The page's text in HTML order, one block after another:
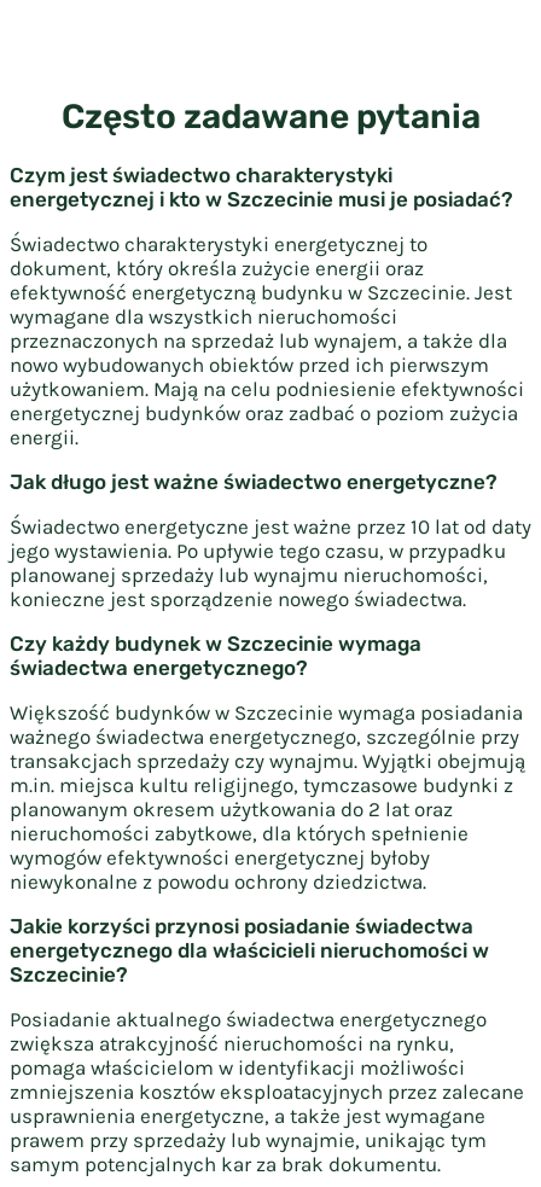
Często zadawane pytania
Czym jest świadectwo charakterystyki
energetycznej i kto w Szczecinie musi je posiadać?
Świadectwo charakterystyki energetycznej to
dokument, który określa zużycie energii oraz
efektywność energetyczną budynku w Szczecinie. Jest
wymagane dla wszystkich nieruchomości
przeznaczonych na sprzedaż lub wynajem, a także dla
nowo wybudowanych obiektów przed ich pierwszym
użytkowaniem. Mają na celu podniesienie efektywności
energetycznej budynków oraz zadbać o poziom zużycia
energii.
Jak długo jest ważne świadectwo energetyczne?
Świadectwo energetyczne jest ważne przez 10 lat od daty
jego wystawienia. Po upływie tego czasu, w przypadku
planowanej sprzedaży lub wynajmu nieruchomości,
konieczne jest sporządzenie nowego świadectwa.
Czy każdy budynek w Szczecinie wymaga
świadectwa energetycznego?
Większość budynków w Szczecinie wymaga posiadania
ważnego świadectwa energetycznego, szczególnie przy
transakcjach sprzedaży czy wynajmu. Wyjątki obejmują
m.in. miejsca kultu religijnego, tymczasowe budynki z
planowanym okresem użytkowania do 2 lat oraz
nieruchomości zabytkowe, dla których spełnienie
wymogów efektywności energetycznej byłoby
niewykonalne z powodu ochrony dziedzictwa.
Jakie korzyści przynosi posiadanie świadectwa
energetycznego dla właścicieli nieruchomości w
Szczecinie?
Posiadanie aktualnego świadectwa energetycznego
zwiększa atrakcyjność nieruchomości na rynku,
pomaga właścicielom w identyfikacji możliwości
zmniejszenia kosztów eksploatacyjnych przez zalecane
usprawnienia energetyczne, a także jest wymagane
prawem przy sprzedaży lub wynajmie, unikając tym
samym potencjalnych kar za brak dokumentu.